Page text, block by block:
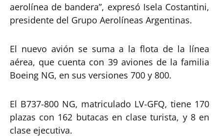
aerolínea de bandera”, expresó Isela Costantini,
presidente del Grupo Aerolíneas Argentinas.
El nuevo avión se suma a la flota de la línea
aérea, que cuenta con 39 aviones de la familia
Boeing NG, en sus versiones 700 y 800.
El B737-800 NG, matriculado LV-GFQ, tiene 170
plazas con 162 butacas en clase turista, y 8 en
clase ejecutiva.